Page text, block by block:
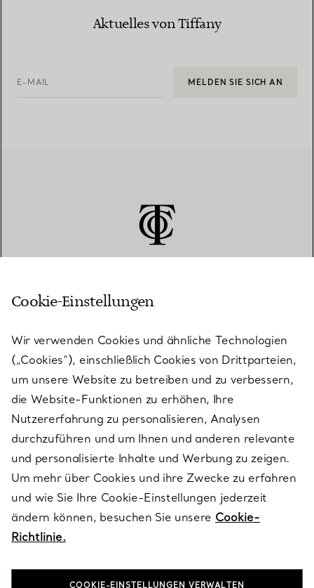
Aktuelles von Tiffany
E-MAIL MELDEN SIE SICH AN
KUNDENSERVICE
SERVICES
ÜBER TIFFANY & CO.
RECHTLICHE HINWEISE
FOLGEN SIE UNS
Cookie-Einstellungen
Wir verwenden Cookies und ähnliche Technologien
(„Cookies“), einschließlich Cookies von Drittparteien,
um unsere Website zu betreiben und zu verbessern,
die Website-Funktionen zu erhöhen, Ihre
Nutzererfahrung zu personalisieren, Analysen
durchzuführen und um Ihnen und anderen relevante
und personalisierte Inhalte und Werbung zu zeigen.
Um mehr über Cookies und ihre Zwecke zu erfahren
und wie Sie Ihre Cookie-Einstellungen jederzeit
ändern können, besuchen Sie unsere Cookie-
Richtlinie.
COOKIE-EINSTELLUNGEN VERWALTEN